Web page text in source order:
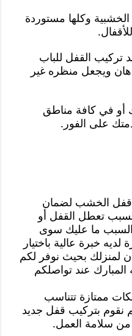
الخشبية وكلها مستوردة
تركيب القفل للباب
ويجعل منظره غير
أو في كافة مناطق
على الفور.
قفل الخشب لضمان
بسبب تعطل القفل أو
السبب ما عليك سوى
خبرة عالية باختيار
لمنزلك بحيث نوفر لكم
عند تواصلكم
ممتازة تتناسب
نقوم بتركيب قفل جديد
من سلامة العمل.